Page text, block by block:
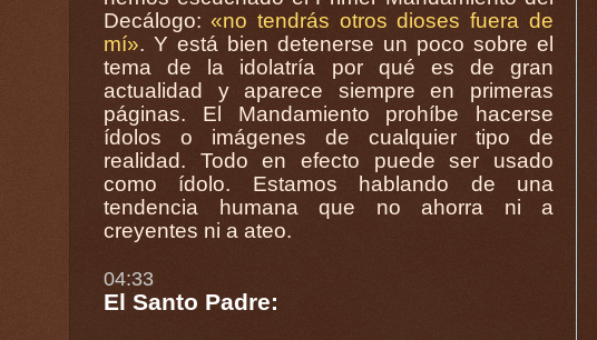
Decálogo: «no tendrás otros dioses fuera de
mí». Y está bien detenerse un poco sobre el
tema de la idolatría por qué es de gran
actualidad y aparece siempre en primeras
páginas. El Mandamiento prohíbe hacerse
ídolos o imágenes de cualquier tipo de
realidad. Todo en efecto puede ser usado
como ídolo. Estamos hablando de una
tendencia humana que no ahorra ni a
creyentes ni a ateo.
04:33
El Santo Padre: